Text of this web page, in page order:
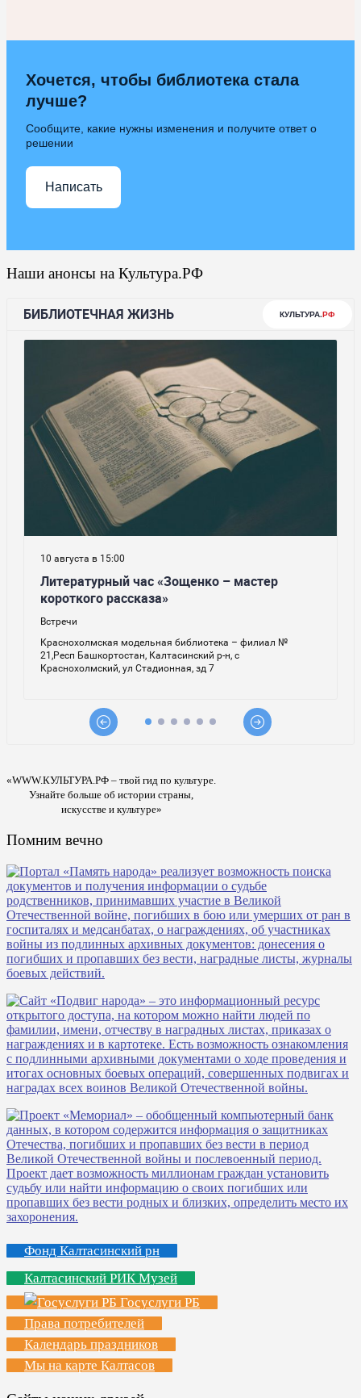
Хочется, чтобы библиотека стала
лучше?
Сообщите, какие нужны изменения и получите ответ о
решении
Написать
Наши анонсы на Культура.РФ
«WWW.КУЛЬТУРА.РФ – твой гид по культуре.
Узнайте больше об истории страны,
искусстве и культуре»
Помним вечно
Фонд Калтасинский рн
Калтасинский РИК Музей
Госуслуги РБ
Права потребителей
Календарь праздников
Мы на карте Калтасов